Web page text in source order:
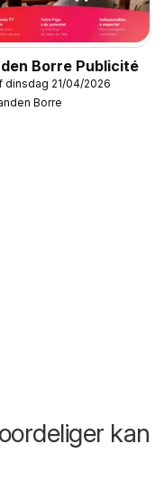
Borre Publicité
dinsdag 21/04/2026
Borre
kan